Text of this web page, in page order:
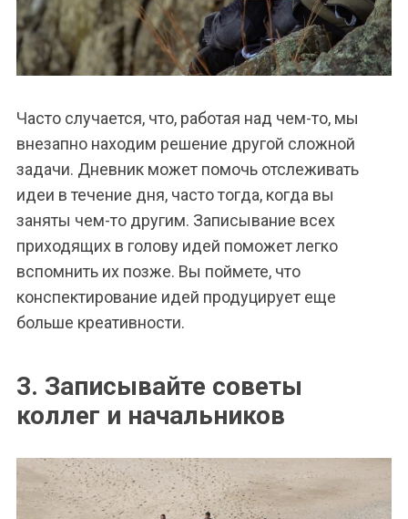
Часто случается, что, работая над чем-то, мы
внезапно находим решение другой сложной
задачи. Дневник может помочь отслеживать
идеи в течение дня, часто тогда, когда вы
заняты чем-то другим. Записывание всех
приходящих в голову идей поможет легко
вспомнить их позже. Вы поймете, что
конспектирование идей продуцирует еще
больше креативности.
3. Записывайте советы
коллег и начальников